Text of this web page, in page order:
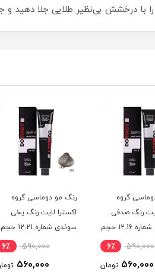
گروه
رنگ صدفی
مرواریدی شماره 12.16 حجم
590,000 6٪
560,000 تومان
رنگ مو دوماسی گروه
اکسترا لایت رنگ یخی
سوئدی شماره 12.21 حجم
590,000 6٪
560,000